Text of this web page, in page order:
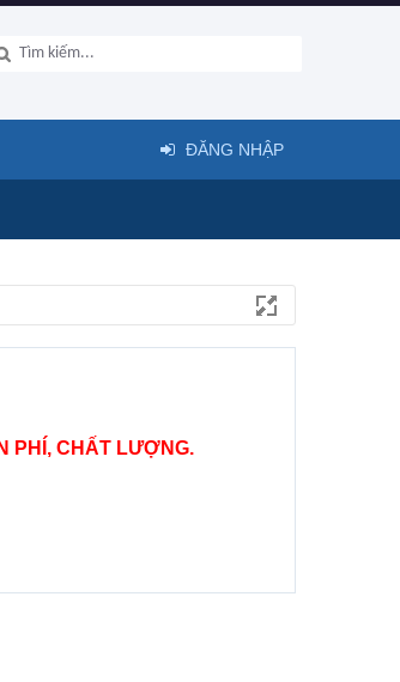
PHÍ, CHẤT LƯỢNG.
ĐĂNG NHẬP